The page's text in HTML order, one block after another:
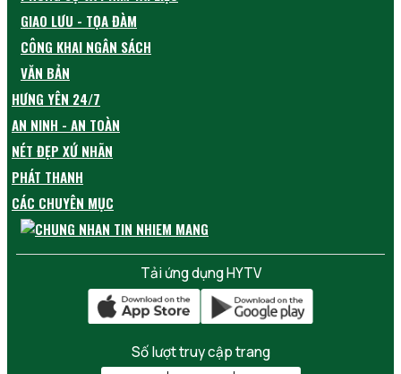
GIAO LƯU - TỌA ĐÀM
CÔNG KHAI NGÂN SÁCH
VĂN BẢN
HƯNG YÊN 24/7
AN NINH - AN TOÀN
NÉT ĐẸP XỨ NHÃN
PHÁT THANH
CÁC CHUYÊN MỤC
Tải ứng dụng HYTV
Số lượt truy cập trang